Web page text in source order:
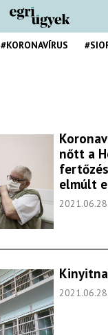
#KORONAVÍRUS
nőtt a
elmúlt